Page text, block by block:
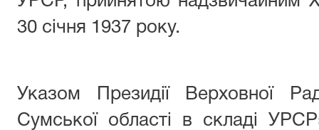
30 січня 1937 року.
Указом Президії Верховної
Сумської області в складі